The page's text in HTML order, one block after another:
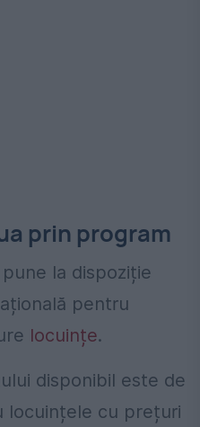
prin program
la dispoziție
pentru
locuințe.
disponibil este de
locuințele cu prețuri